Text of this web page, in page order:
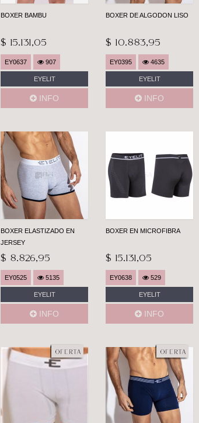
BOXER BAMBU
$ 15.131,05
EY0637 907
EYELIT
INFO
BOXER DE ALGODON LISO
$ 10.883,95
EY0395 4635
EYELIT
INFO
BOXER ELASTIZADO EN
JERSEY
$ 8.826,95
EY0525 5135
EYELIT
INFO
BOXER EN MICROFIBRA
$ 15.131,05
EY0638 529
EYELIT
INFO